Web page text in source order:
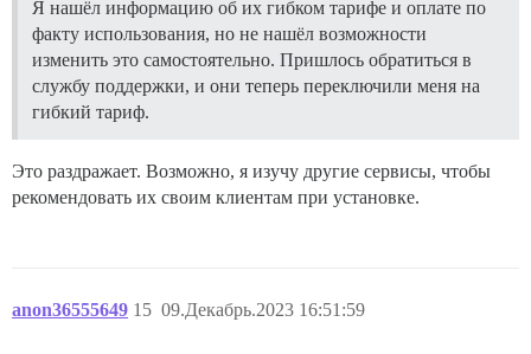
Я нашёл информацию об их гибком тарифе и оплате по
факту использования, но не нашёл возможности
изменить это самостоятельно. Пришлось обратиться в
службу поддержки, и они теперь переключили меня на
гибкий тариф.
Это раздражает. Возможно, я изучу другие сервисы, чтобы
рекомендовать их своим клиентам при установке.
anon36555649 09.Декабрь.2023 16:51:59
15